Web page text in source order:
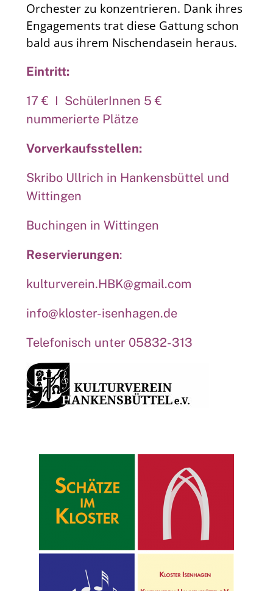
Orchester zu konzentrieren. Dank ihres
Engagements trat diese Gattung schon
bald aus ihrem Nischendasein heraus.
Eintritt:
17 € I SchülerInnen 5 €
nummerierte Plätze
Vorverkaufsstellen:
Skribo Ullrich in Hankensbüttel und
Wittingen
Buchingen in Wittingen
Reservierungen:
kulturverein.HBK@gmail.com
info@kloster-isenhagen.de
Telefonisch unter 05832-313